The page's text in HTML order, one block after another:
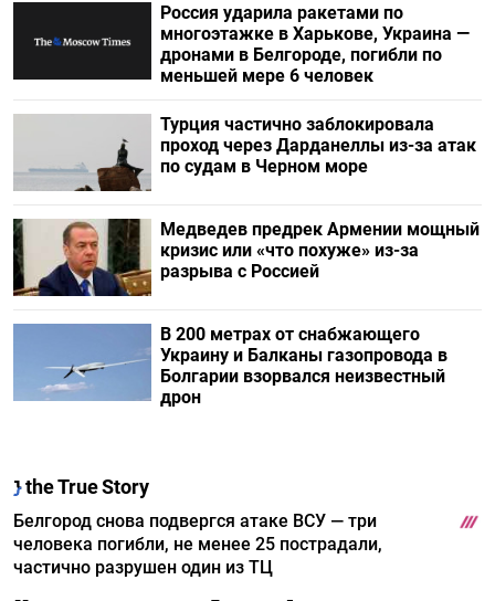
Россия ударила ракетами по
многоэтажке в Харькове, Украина —
дронами в Белгороде, погибли по
меньшей мере 6 человек
Турция частично заблокировала
проход через Дарданеллы из-за атак
по судам в Черном море
Медведев предрек Армении мощный
кризис или «что похуже» из-за
разрыва с Россией
В 200 метрах от снабжающего
Украину и Балканы газопровода в
Болгарии взорвался неизвестный
дрон